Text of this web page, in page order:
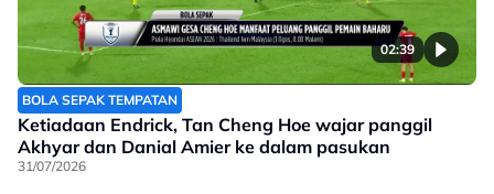
02:39
BOLA SEPAK TEMPATAN
Ketiadaan Endrick, Tan Cheng Hoe wajar panggil
Akhyar dan Danial Amier ke dalam pasukan
31/07/2026